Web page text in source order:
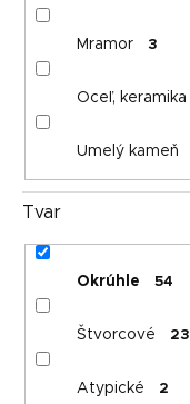
Mramor 3
Oceľ, keramika
Umelý kameň
Tvar
Okrúhle 54
Štvorcové 23
Atypické 2